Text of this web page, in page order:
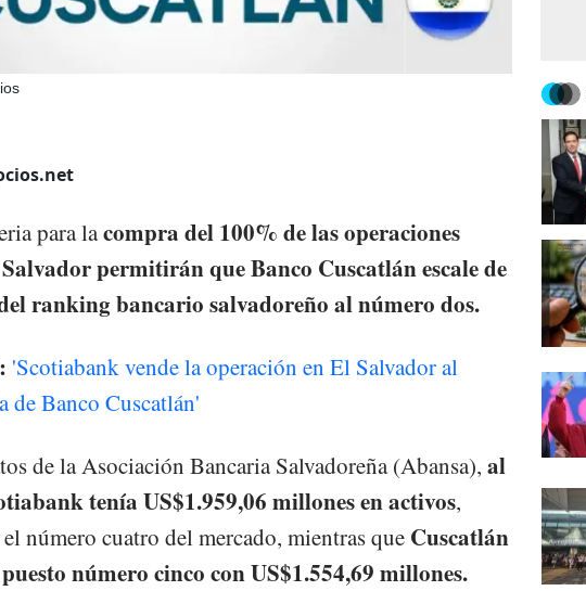
para lacompra del 100% de las operaciones
permitirán que Banco Cuscatlán escale de
ranking bancario salvadoreño al número dos.
'Scotiabank vende la operación en El Salvador al
de Banco Cuscatlán'
de la Asociación Bancaria Salvadoreña (Abansa), al
tenía US$1.959,06 millones en activos,
número cuatro del mercado, mientras que Cuscatlán
número cinco con US$1.554,69 millones.